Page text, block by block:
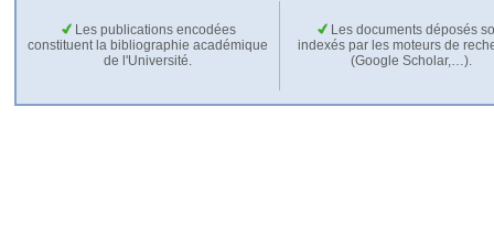
Les publications encodées
constituent la bibliographie académique
de l'Université.
Les documents déposés
indexés par les moteurs de
(Google Scholar,…).